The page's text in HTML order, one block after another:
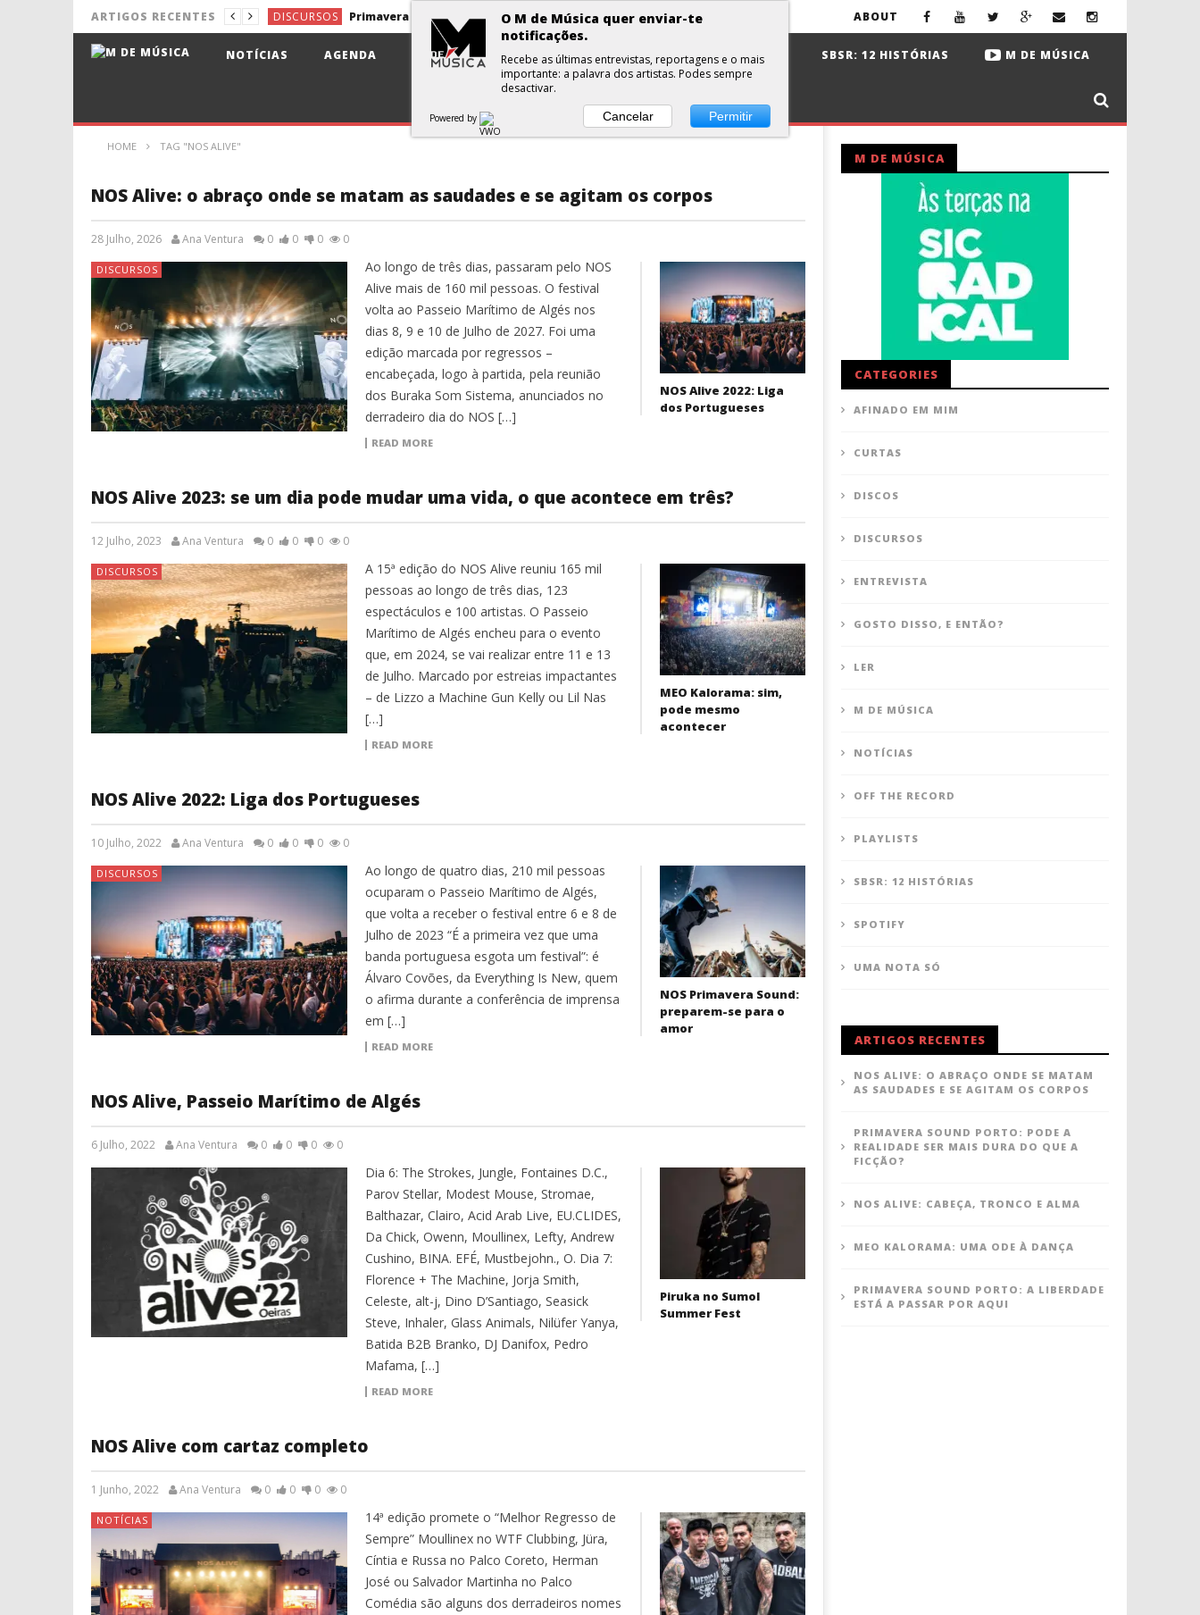
ARTIGOS RECENTES DISCURSOS Primavera Sound Porto: pode a realidade ser mais dura do que a ficção?
NOTÍCIAS Pixies de volta aos álbuns
Aldina e Jorge Fernando no Santa Casa Alfama
António Zambujo e Dulce Pontes no Santa Casa Alfama
Lena d’Água e Surma no Rock Nordeste
ABOUT
NOTÍCIAS AGENDA DISCOS ENTREVISTA CURTAS PLAYLISTS SBSR: 12 HISTÓRIAS M DE MÚSICA
HOME TAG "NOS ALIVE"
NOS Alive: o abraço onde se matam as saudades e se agitam os corpos
28 Julho, 2026 Ana Ventura 0 0 0 0
DISCURSOS
Ao longo de três dias, passaram pelo NOS
Alive mais de 160 mil pessoas. O festival
volta ao Passeio Marítimo de Algés nos
dias 8, 9 e 10 de Julho de 2027. Foi uma
edição marcada por regressos –
encabeçada, logo à partida, pela reunião
dos Buraka Som Sistema, anunciados no
derradeiro dia do NOS […]
READ MORE
NOS Alive 2022: Liga
dos Portugueses
NOS Alive 2023: se um dia pode mudar uma vida, o que acontece em três?
12 Julho, 2023 Ana Ventura 0 0 0 0
DISCURSOS
A 15ª edição do NOS Alive reuniu 165 mil
pessoas ao longo de três dias, 123
espectáculos e 100 artistas. O Passeio
Marítimo de Algés encheu para o evento
que, em 2024, se vai realizar entre 11 e 13
de Julho. Marcado por estreias impactantes
– de Lizzo a Machine Gun Kelly ou Lil Nas
[…]
READ MORE
MEO Kalorama: sim,
pode mesmo
acontecer
NOS Alive 2022: Liga dos Portugueses
10 Julho, 2022 Ana Ventura 0 0 0 0
DISCURSOS
Ao longo de quatro dias, 210 mil pessoas
ocuparam o Passeio Marítimo de Algés,
que volta a receber o festival entre 6 e 8 de
Julho de 2023 “É a primeira vez que uma
banda portuguesa esgota um festival”: é
Álvaro Covões, da Everything Is New, quem
o afirma durante a conferência de imprensa
em […]
READ MORE
NOS Primavera Sound:
preparem-se para o
amor
NOS Alive, Passeio Marítimo de Algés
6 Julho, 2022 Ana Ventura 0 0 0 0
Dia 6: The Strokes, Jungle, Fontaines D.C.,
Parov Stellar, Modest Mouse, Stromae,
Balthazar, Clairo, Acid Arab Live, EU.CLIDES,
Da Chick, Owenn, Moullinex, Lefty, Andrew
Cushino, BINA. EFÉ, Mustbejohn., O. Dia 7:
Florence + The Machine, Jorja Smith,
Celeste, alt-j, Dino D’Santiago, Seasick
Steve, Inhaler, Glass Animals, Nilüfer Yanya,
Batida B2B Branko, DJ Danifox, Pedro
Mafama, […]
READ MORE
Piruka no Sumol
Summer Fest
NOS Alive com cartaz completo
1 Junho, 2022 Ana Ventura 0 0 0 0
NOTÍCIAS
14ª edição promete o “Melhor Regresso de
Sempre” Moullinex no WTF Clubbing, Jüra,
Cíntia e Russa no Palco Coreto, Herman
José ou Salvador Martinha no Palco
Comédia são alguns dos derradeiros nomes
M DE MÚSICA
CATEGORIES
AFINADO EM MIM
CURTAS
DISCOS
DISCURSOS
ENTREVISTA
GOSTO DISSO, E ENTÃO?
LER
M DE MÚSICA
NOTÍCIAS
OFF THE RECORD
PLAYLISTS
SBSR: 12 HISTÓRIAS
SPOTIFY
UMA NOTA SÓ
ARTIGOS RECENTES
NOS ALIVE: O ABRAÇO ONDE SE MATAM
AS SAUDADES E SE AGITAM OS CORPOS
PRIMAVERA SOUND PORTO: PODE A
REALIDADE SER MAIS DURA DO QUE A
FICÇÃO?
NOS ALIVE: CABEÇA, TRONCO E ALMA
MEO KALORAMA: UMA ODE À DANÇA
PRIMAVERA SOUND PORTO: A LIBERDADE
ESTÁ A PASSAR POR AQUI
O M de Música quer enviar-te
notificações.
Recebe as últimas entrevistas, reportagens e o mais
importante: a palavra dos artistas. Podes sempre
desactivar.
Powered by Cancelar Permitir